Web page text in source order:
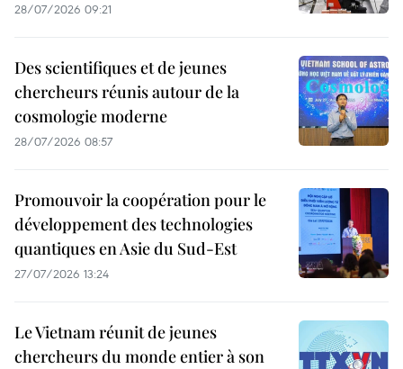
28/07/2026 09:21
Des scientifiques et de jeunes
chercheurs réunis autour de la
cosmologie moderne
28/07/2026 08:57
Promouvoir la coopération pour le
développement des technologies
quantiques en Asie du Sud-Est
27/07/2026 13:24
Le Vietnam réunit de jeunes
chercheurs du monde entier à son